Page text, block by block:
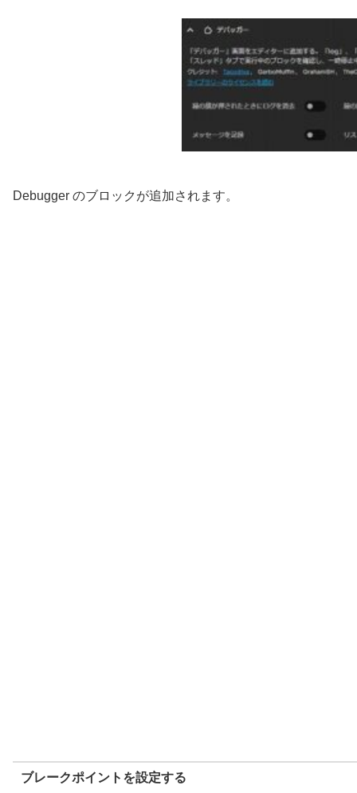
Debugger のブロックが追加されます。
ブレークポイントを設定する